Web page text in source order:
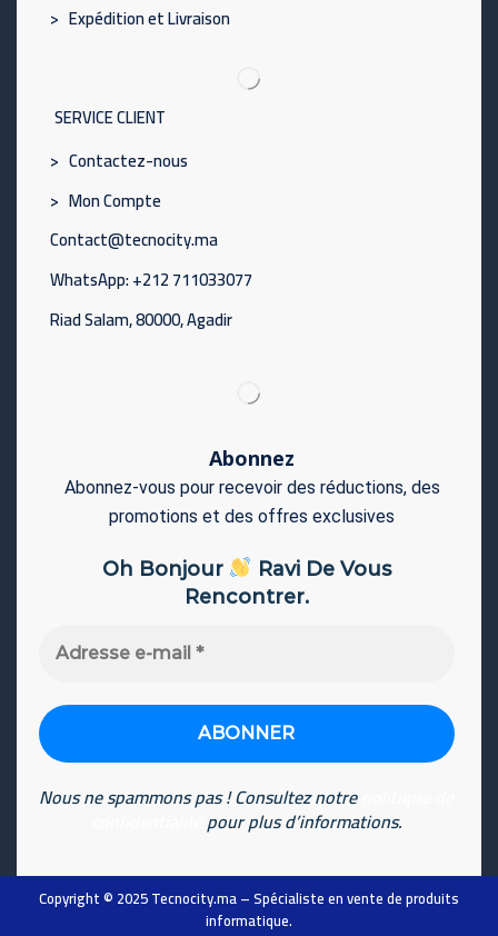
> Expédition et Livraison
SERVICE CLIENT
> Contactez-nous
> Mon Compte
Contact@tecnocity.ma
WhatsApp: +212 711033077
Riad Salam, 80000, Agadir
Abonnez
Abonnez-vous pour recevoir des réductions, des
promotions et des offres exclusives
Oh Bonjour
Ravi De Vous
Rencontrer.
Nous ne spammons pas ! Consultez notre
pour plus d’informations.
Copyright © 2025Tecnocity.ma– Spécialiste en vente de produits
informatique.